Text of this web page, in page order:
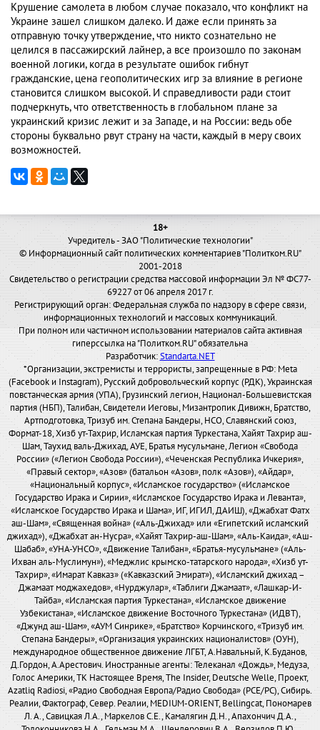
Крушение самолета в любом случае показало, что конфликт на
Украине зашел слишком далеко. И даже если принять за
отправную точку утверждение, что никто сознательно не
целился в пассажирский лайнер, а все произошло по законам
военной логики, когда в результате ошибок гибнут
гражданские, цена геополитических игр за влияние в регионе
становится слишком высокой. И справедливости ради стоит
подчеркнуть, что ответственность в глобальном плане за
украинский кризис лежит и за Западе, и на России: ведь обе
стороны буквально рвут страну на части, каждый в меру своих
возможностей.
18+
Учредитель - ЗАО "Политические технологии"
© Информационный сайт политических комментариев "Политком.RU"
2001-2018
Свидетельство о регистрации средства массовой информации Эл № ФС77-
69227 от 06 апреля 2017 г.
Регистрирующий орган: Федеральная служба по надзору в сфере связи,
информационных технологий и массовых коммуникаций.
При полном или частичном использовании материалов сайта активная
гиперссылка на "Политком.RU" обязательна
Разработчик:Standarta.NET
*Организации, экстремисты и террористы, запрещенные в РФ: Meta
(Facebook и Instagram), Русский добровольческий корпус (РДК), Украинская
повстанческая армия (УПА), Грузинский легион, Национал-Большевистская
партия (НБП), Талибан, Свидетели Иеговы, Мизантропик Дивижн, Братство,
Артподготовка, Тризуб им. Степана Бандеры, НСО, Славянский союз,
Формат-18, Хизб ут-Тахрир, Исламская партия Туркестана, Хайят Тахрир аш-
Шам, Таухид валь-Джихад, АУЕ, Братья мусульмане, Легион «Свобода
России» («Легион Свобода России»), «Чеченская Республика Ичкерия»,
«Правый сектор», «Азов» (батальон «Азов», полк «Азов»), «Айдар»,
«Национальный корпус», «Исламское государство» («Исламское
Государство Ирака и Сирии», «Исламское Государство Ирака и Леванта»,
«Исламское Государство Ирака и Шама», ИГ, ИГИЛ, ДАИШ), «Джабхат Фатх
аш-Шам», «Священная война» («Аль-Джихад» или «Египетский исламский
джихад»), «Джабхат ан-Нусра», «Хайят Тахрир-аш-Шам», «Аль-Каида», «Аш-
Шабаб», «УНА-УНСО», «Движение Талибан», «Братья-мусульмане» («Аль-
Ихван аль-Муслимун»), «Меджлис крымско-татарского народа», «Хизб ут-
Тахрир», «Имарат Кавказ» («Кавказский Эмират»), «Исламский джихад –
Джамаат моджахедов», «Нурджулар», «Таблиги Джамаат», «Лашкар-И-
Тайба», «Исламская партия Туркестана», «Исламское движение
Узбекистана», «Исламское движение Восточного Туркестана» (ИДВТ),
«Джунд аш-Шам», «АУМ Синрике», «Братство» Корчинского, «Тризуб им.
Степана Бандеры», «Организация украинских националистов» (ОУН),
международное общественное движение ЛГБТ, А.Навальный, К.Буданов,
Д.Гордон, А.Арестович. Иностранные агенты: Телеканал «Дождь», Медуза,
Голос Америки, ТК Настоящее Время, The Insider, Deutsche Welle, Проект,
Azatliq Radiosi, «Радио Свободная Европа/Радио Свобода» (PCE/PC), Сибирь.
Реалии, Фактограф, Север. Реалии, MEDIUM-ORIENT, Bellingcat, Пономарев
Л. А., Савицкая Л.А., Маркелов С.Е., Камалягин Д.Н., Апахончич Д.А.,